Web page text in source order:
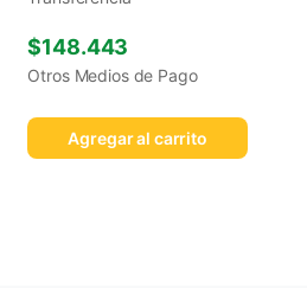
$148.443
Otros Medios de Pago
Agregar al carrito